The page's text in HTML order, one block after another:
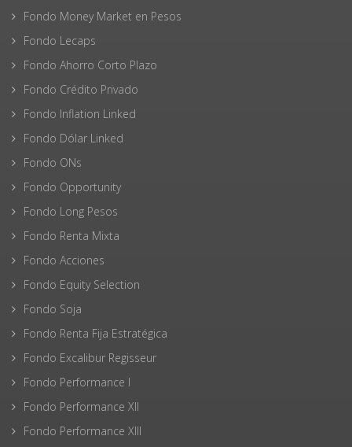
Fondo Money Market en Pesos
Fondo Lecaps
Fondo Ahorro Corto Plazo
Fondo Crédito Privado
Fondo Inflation Linked
Fondo Dólar Linked
Fondo ONs
Fondo Opportunity
Fondo Long Pesos
Fondo Renta Mixta
Fondo Acciones
Fondo Equity Selection
Fondo Soja
Fondo Renta Fija Estratégica
Fondo Excalibur Regisseur
Fondo Performance I
Fondo Performance XII
Fondo Performance XIII